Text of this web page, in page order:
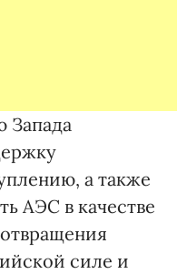
Запада
а также
АЭС в качестве
силе и